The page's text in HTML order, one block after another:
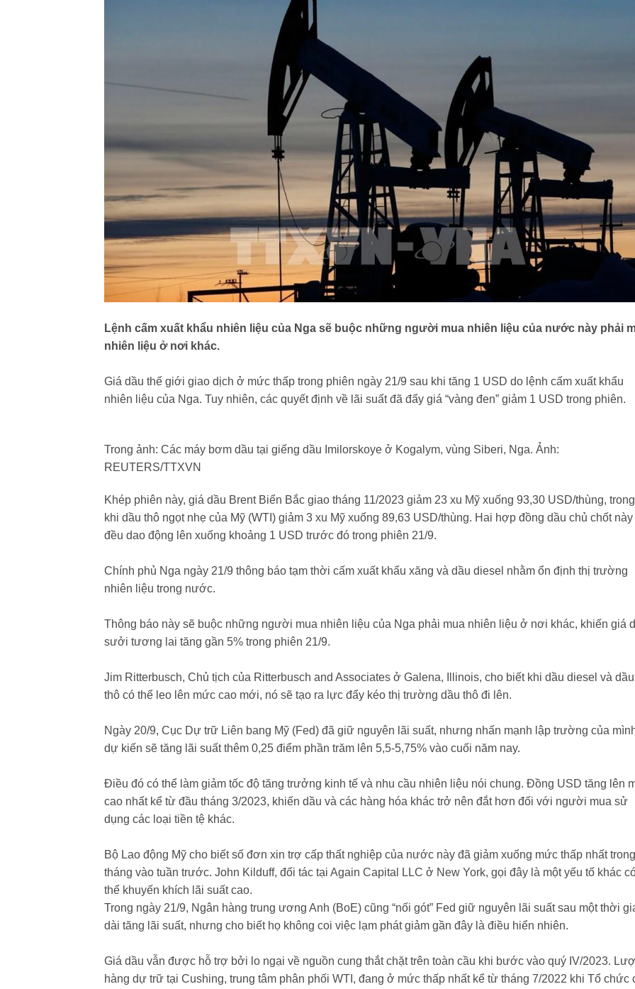
Lệnh cấm xuất khẩu nhiên liệu của Nga sẽ buộc những người mua nhiên liệu của nước này phải
nhiên liệu ở nơi khác.
Giá dầu thế giới giao dịch ở mức thấp trong phiên ngày 21/9 sau khi tăng 1 USD do lệnh cấm xuất khẩu
nhiên liệu của Nga. Tuy nhiên, các quyết định về lãi suất đã đẩy giá “vàng đen” giảm 1 USD trong phiên.
Trong ảnh: Các máy bơm dầu tại giếng dầu Imilorskoye ở Kogalym, vùng Siberi, Nga. Ảnh:
REUTERS/TTXVN
Khép phiên này, giá dầu Brent Biển Bắc giao tháng 11/2023 giảm 23 xu Mỹ xuống 93,30 USD/thùng, trong
khi dầu thô ngọt nhẹ của Mỹ (WTI) giảm 3 xu Mỹ xuống 89,63 USD/thùng. Hai hợp đồng dầu chủ chốt này
đều dao động lên xuống khoảng 1 USD trước đó trong phiên 21/9.
Chính phủ Nga ngày 21/9 thông báo tạm thời cấm xuất khẩu xăng và dầu diesel nhằm ổn định thị trường
nhiên liệu trong nước.
Thông báo này sẽ buộc những người mua nhiên liệu của Nga phải mua nhiên liệu ở nơi khác, khiến giá
sưởi tương lai tăng gần 5% trong phiên 21/9.
Jim Ritterbusch, Chủ tịch của Ritterbusch and Associates ở Galena, Illinois, cho biết khi dầu diesel và dầu
thô có thể leo lên mức cao mới, nó sẽ tạo ra lực đẩy kéo thị trường dầu thô đi lên.
Ngày 20/9, Cục Dự trữ Liên bang Mỹ (Fed) đã giữ nguyên lãi suất, nhưng nhấn mạnh lập trường của
dự kiến sẽ tăng lãi suất thêm 0,25 điểm phần trăm lên 5,5-5,75% vào cuối năm nay.
Điều đó có thể làm giảm tốc độ tăng trưởng kinh tế và nhu cầu nhiên liệu nói chung. Đồng USD tăng lên
cao nhất kể từ đầu tháng 3/2023, khiến dầu và các hàng hóa khác trở nên đắt hơn đối với người mua sử
dụng các loại tiền tệ khác.
Bộ Lao động Mỹ cho biết số đơn xin trợ cấp thất nghiệp của nước này đã giảm xuống mức thấp nhất
tháng vào tuần trước. John Kilduff, đối tác tại Again Capital LLC ở New York, gọi đây là một yếu tố khác
thể khuyến khích lãi suất cao.
Trong ngày 21/9, Ngân hàng trung ương Anh (BoE) cũng “nối gót” Fed giữ nguyên lãi suất sau một thời
dài tăng lãi suất, nhưng cho biết họ không coi việc lạm phát giảm gần đây là điều hiển nhiên.
Giá dầu vẫn được hỗ trợ bởi lo ngại về nguồn cung thắt chặt trên toàn cầu khi bước vào quý IV/2023.
hàng dự trữ tại Cushing, trung tâm phân phối WTI, đang ở mức thấp nhất kể từ tháng 7/2022 khi Tổ chức